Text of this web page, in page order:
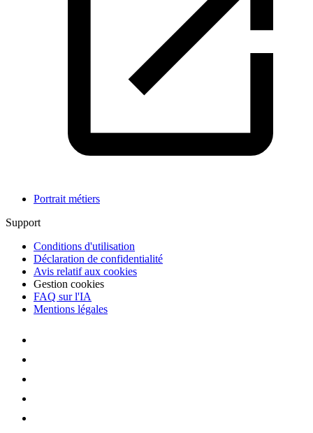
Portrait métiers
Support
Conditions d'utilisation
Déclaration de confidentialité
Avis relatif aux cookies
Gestion cookies
FAQ sur l'IA
Mentions légales